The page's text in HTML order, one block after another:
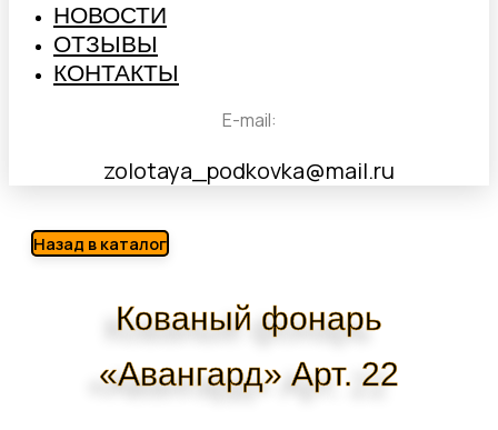
НОВОСТИ
ОТЗЫВЫ
КОНТАКТЫ
E-mail:
zolotaya_podkovka@mail.ru
Назад в каталог
Кованый фонарь
«Авангард» Арт. 22